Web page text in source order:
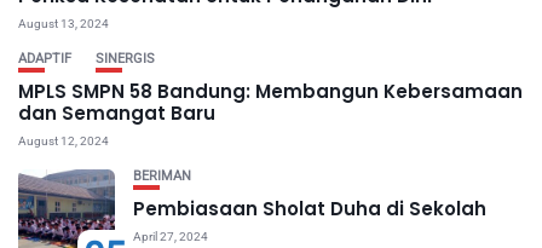
August 13, 2024
ADAPTIF SINERGIS
MPLS SMPN 58 Bandung: Membangun Kebersamaan
dan Semangat Baru
August 12, 2024
BERIMAN
Pembiasaan Sholat Duha di Sekolah
April 27, 2024